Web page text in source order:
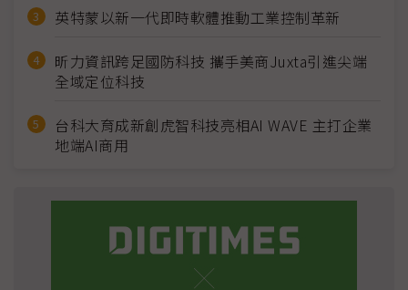
英特蒙以新一代即時軟體推動工業控制革新
昕力資訊跨足國防科技 攜手美商Juxta引進尖端
全域定位科技
台科大育成新創虎智科技亮相AI WAVE 主打企業
地端AI商用